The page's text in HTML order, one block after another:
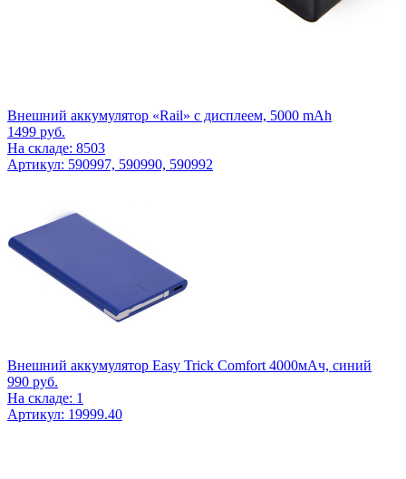
Внешний аккумулятор «Rail» c дисплеем, 5000 mAh
1499 руб.
На складе: 8503
Артикул: 590997, 590990, 590992
Внешний аккумулятор Easy Trick Comfort 4000мАч, синий
990 руб.
На складе: 1
Артикул: 19999.40